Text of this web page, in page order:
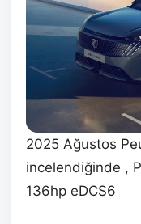
2025 Ağustos
incelendiğinde ,
136hp eDCS6